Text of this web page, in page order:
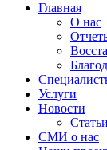
Главная
О нас
Услуги
Новости
Статьи
СМИ о нас